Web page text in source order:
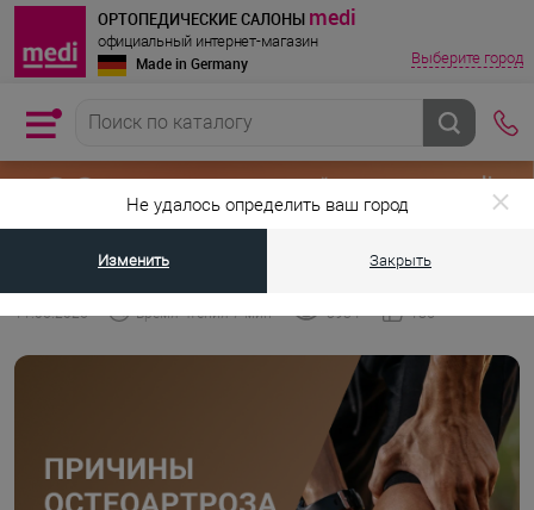
Не удалось определить ваш город
Изменить Закрыть
ОРТОПЕДИЧЕСКИЕ САЛОНЫ medi
официальный интернет-магазин
Made in Germany Выберите город
Главная страница • Остеоартроз (гонартроз)
11.06.2026 Время чтения 7 мин 3934 185